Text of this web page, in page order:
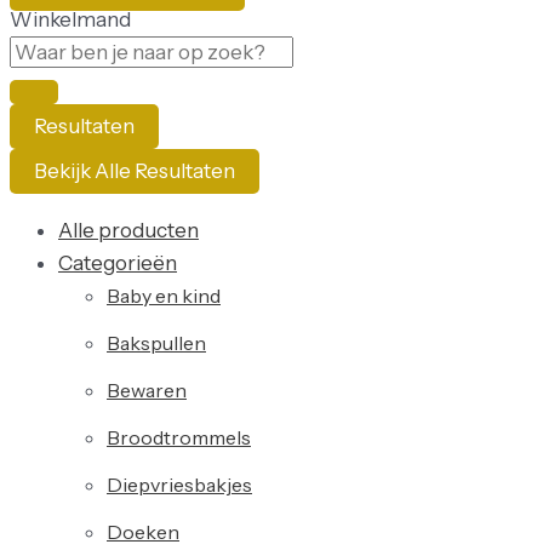
Winkelmand
Resultaten
Bekijk Alle Resultaten
Alle producten
Categorieën
Baby en kind
Bakspullen
Bewaren
Broodtrommels
Diepvriesbakjes
Doeken